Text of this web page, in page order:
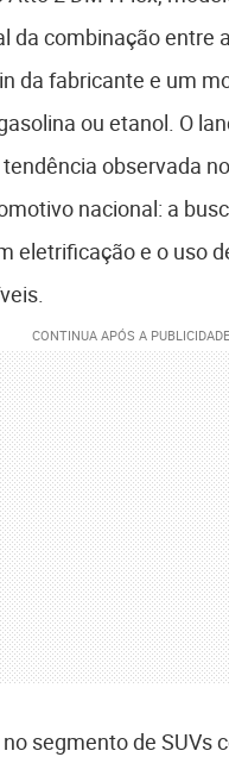
da combinação entre
da fabricante e um
ou etanol. O
observada
nacional: a
eletrificação e o uso
segmento de SUVs